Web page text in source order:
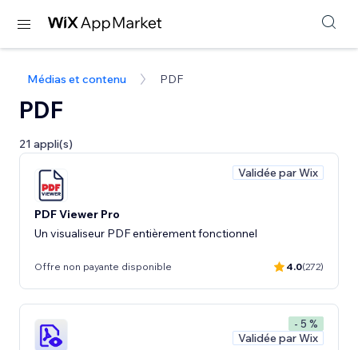
Médias et contenu PDF
PDF
21 appli(s)
Validée par Wix
PDF Viewer Pro
Un visualiseur PDF entièrement fonctionnel
Offre non payante disponible 4.0(272)
- 5 %
Validée par Wix